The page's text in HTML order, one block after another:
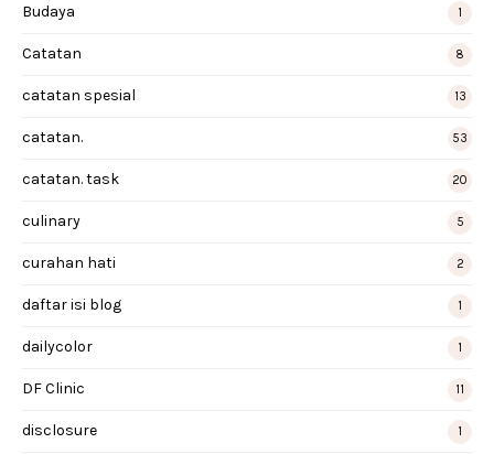
Budaya 1
Catatan 8
catatan spesial 13
catatan. 53
catatan. task 20
culinary 5
curahan hati 2
daftar isi blog 1
dailycolor 1
DF Clinic 11
disclosure 1